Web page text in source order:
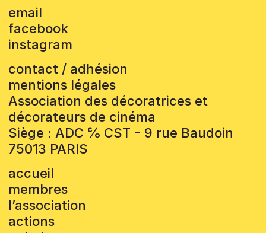
email
facebook
instagram
contact / adhésion
mentions légales
Association des décoratrices et
décorateurs de cinéma
Siège : ADC ℅ CST - 9 rue Baudoin
75013 PARIS
accueil
membres
l’association
actions